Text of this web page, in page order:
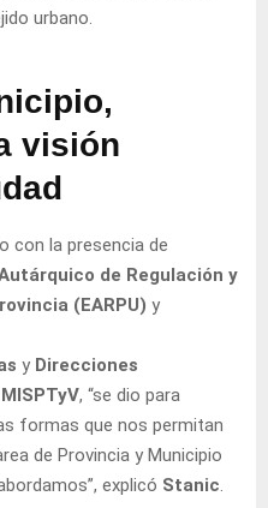
urbano.
visión
con la presencia de
de Regulación y
(EARPU) y
y Direcciones
, “se dio para
formas que nos permitan
de Provincia y Municipio
explicó Stanic